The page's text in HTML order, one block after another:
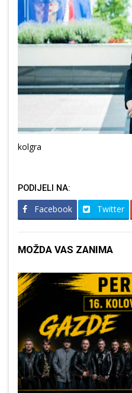
kolgra
PODIJELI NA:
Facebook Twitter
MOŽDA VAS ZANIMA